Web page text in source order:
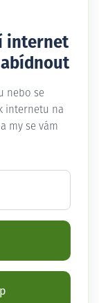
internet
nebo se
internetu na
my se vám